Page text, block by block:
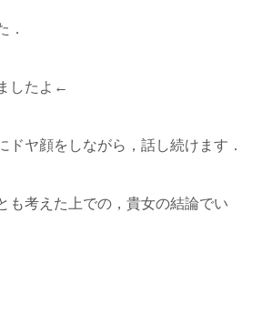
．
したよ←
ドヤ顔をしながら，話し続けます．
も考えた上での，貴女の結論でい